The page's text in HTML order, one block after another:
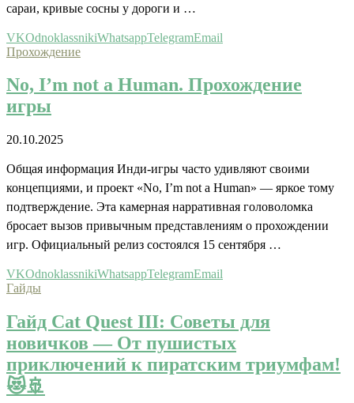
сараи, кривые сосны у дороги и …
VKOdnoklassnikiWhatsappTelegramEmail
Прохождение
No, I’m not a Human. Прохождение
игры
20.10.2025
Общая информация Инди-игры часто удивляют своими
концепциями, и проект «No, I’m not a Human» — яркое тому
подтверждение. Эта камерная нарративная головоломка
бросает вызов привычным представлениям о прохождении
игр. Официальный релиз cостоялся 15 сентября …
VKOdnoklassnikiWhatsappTelegramEmail
Гайды
Гайд Cat Quest III: Советы для
новичков — От пушистых
приключений к пиратским триумфам!
😻🚢